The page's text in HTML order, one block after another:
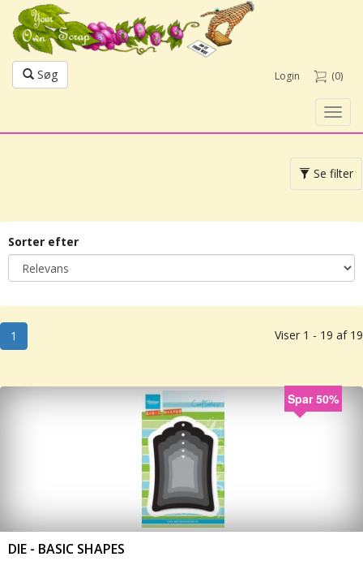
Søg Login (0)
Toggle
navigation
Se filter
Sorter efter
Viser 1 - 19 af 19
1
Spar 50%
DIE - BASIC SHAPES